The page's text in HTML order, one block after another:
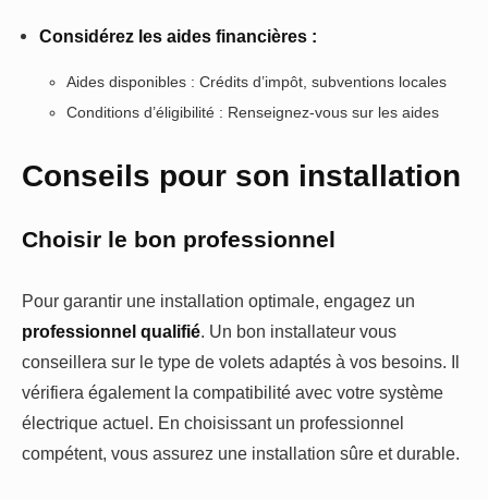
Considérez les aides financières :
Aides disponibles : Crédits d’impôt, subventions locales
Conditions d’éligibilité : Renseignez-vous sur les aides
Conseils pour son installation
Choisir le bon professionnel
Pour garantir une installation optimale, engagez un
professionnel qualifié. Un bon installateur vous
conseillera sur le type de volets adaptés à vos besoins. Il
vérifiera également la compatibilité avec votre système
électrique actuel. En choisissant un professionnel
compétent, vous assurez une installation sûre et durable.